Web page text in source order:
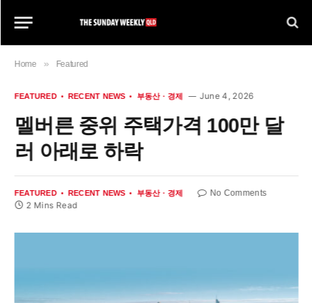
Home » Featured
FEATURED RECENT NEWS 부동산 · 경제 June 4, 2026
멜버른 중위 주택가격 100만 달
러 아래로 하락
FEATURED RECENT NEWS 부동산 · 경제 No Comments
2 Mins Read